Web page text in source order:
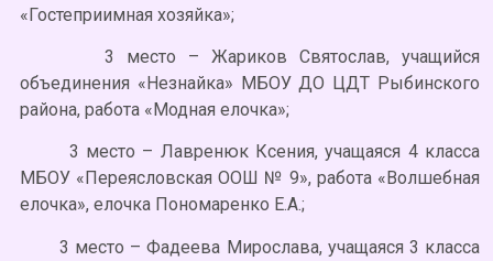
«Гостеприимная хозяйка»;
3 место – Жариков Святослав, учащийся
объединения «Незнайка» МБОУ ДО ЦДТ Рыбинского
района, работа «Модная елочка»;
3 место – Лавренюк Ксения, учащаяся 4 класса
МБОУ «Переясловская ООШ № 9», работа «Волшебная
елочка», елочка Пономаренко Е.А.;
3 место – Фадеева Мирослава, учащаяся 3 класса